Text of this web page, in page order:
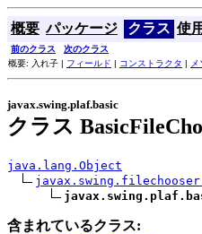
概要 パッケージ クラス 使用
前のクラス 次のクラス
概要: 入れ子 | フィールド | コンストラクタ |
javax.swing.plaf.basic
クラス
java.lang.Object
含まれているクラス: